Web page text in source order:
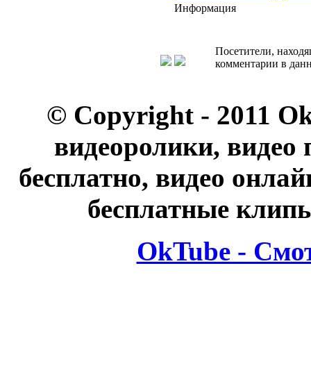
Информация
Посетители,
комментарии в
© Copyright - 2011
видеоролики, видео
бесплатно, видео
бесплатные
OkTube -